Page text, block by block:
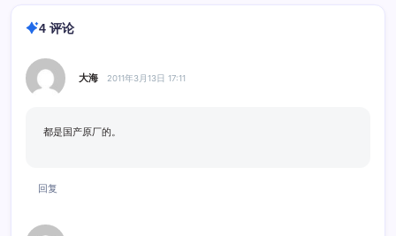
4 评论
大海 2011年3月13日 17:11
都是国产原厂的。
回复